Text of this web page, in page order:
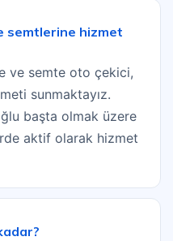
semtlerine hizmet
ve semte oto çekici,
sunmaktayız.
başta olmak üzere
aktif olarak hizmet